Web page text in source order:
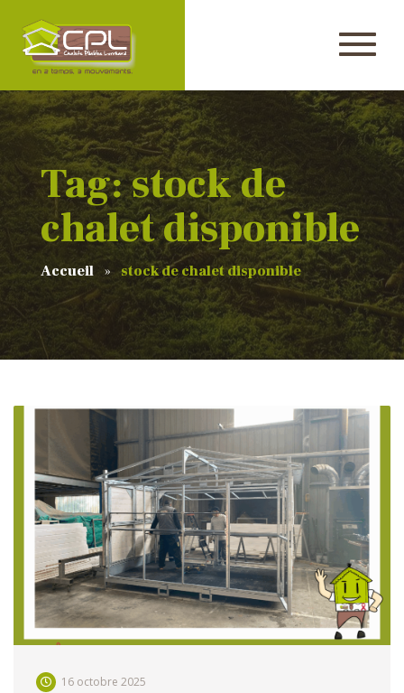
Tag: stock de
chalet disponible
Accueil stock de chalet disponible
16 octobre 2025